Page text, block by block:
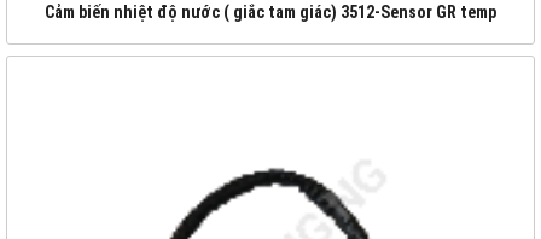
Cảm biến nhiệt độ nước ( giắc tam giác) 3512-Sensor GR temp